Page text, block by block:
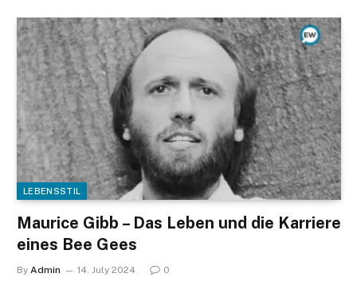
LEBENSSTIL
Maurice Gibb – Das Leben und die Karriere
eines Bee Gees
By Admin 14. July 2024 0